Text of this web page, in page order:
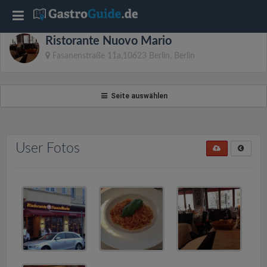
Ristorante Nuovo Mario
Fasanenstraße 11a,10623 Berlin, Berlin
Seite auswählen
User Fotos
T
o
l
n
a